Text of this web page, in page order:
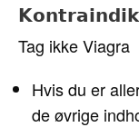
Tag ikke Viagra
Hvis du er
de øvrige